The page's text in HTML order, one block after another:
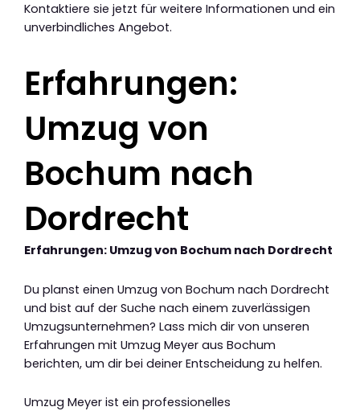
Kontaktiere sie jetzt für weitere Informationen und ein
unverbindliches Angebot.
Erfahrungen:
Umzug von
Bochum nach
Dordrecht
Erfahrungen: Umzug von Bochum nach Dordrecht
Du planst einen Umzug von Bochum nach Dordrecht
und bist auf der Suche nach einem zuverlässigen
Umzugsunternehmen? Lass mich dir von unseren
Erfahrungen mit Umzug Meyer aus Bochum
berichten, um dir bei deiner Entscheidung zu helfen.
Umzug Meyer ist ein professionelles